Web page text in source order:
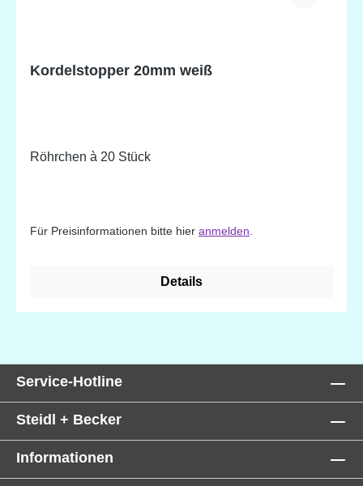
Kordelstopper 20mm weiß
Röhrchen à 20 Stück
Für Preisinformationen bitte hier anmelden
Details
Service-Hotline
Steidl + Becker
Informationen